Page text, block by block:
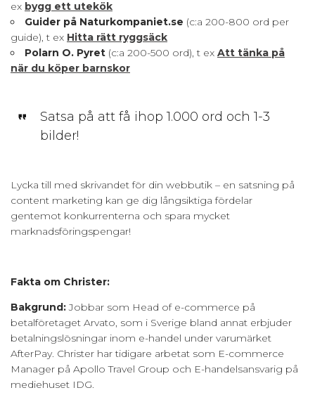
ex bygg ett utekök
Guider på Naturkompaniet.se (c:a 200-800 ord per
guide), t ex Hitta rätt ryggsäck
Polarn O. Pyret (c:a 200-500 ord), t ex Att tänka på
när du köper barnskor
Satsa på att få ihop 1.000 ord och 1-3
bilder!
Lycka till med skrivandet för din webbutik – en satsning på
content marketing kan ge dig långsiktiga fördelar
gentemot konkurrenterna och spara mycket
marknadsföringspengar!
Fakta om Christer:
Bakgrund:Jobbar som Head of e-commerce på
betalföretaget Arvato, som i Sverige bland annat erbjuder
betalningslösningar inom e-handel under varumärket
AfterPay. Christer har tidigare arbetat som E-commerce
Manager på Apollo Travel Group och E-handelsansvarig på
mediehuset IDG.